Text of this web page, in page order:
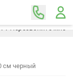
Перезвоните мне
см черный